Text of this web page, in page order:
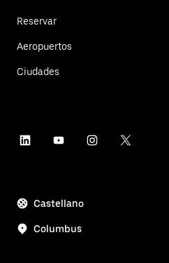
Reservar
Aeropuertos
Ciudades
Castellano
Columbus